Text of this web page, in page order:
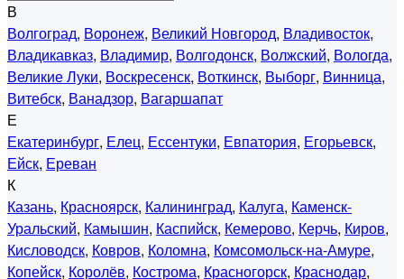
В
Волгоград, Воронеж, Великий Новгород, Владивосток,
Владикавказ, Владимир, Волгодонск, Волжский, Вологда,
Великие Луки, Воскресенск, Воткинск, Выборг, Винница,
Витебск, Ванадзор, Вагаршапат
Е
Екатеринбург, Елец, Ессентуки, Евпатория, Егорьевск,
Ейск, Ереван
К
Казань, Красноярск, Калининград, Калуга, Каменск-
Уральский, Камышин, Каспийск, Кемерово, Керчь, Киров,
Кисловодск, Ковров, Коломна, Комсомольск-на-Амуре,
Копейск, Королёв, Кострома, Красногорск, Краснодар,